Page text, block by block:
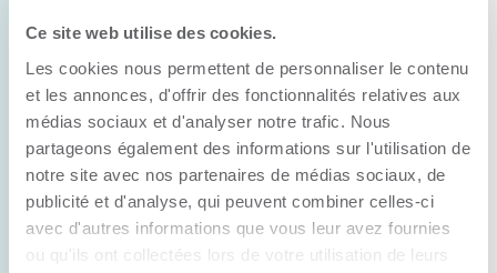
Ce site web utilise des cookies.
Les cookies nous permettent de personnaliser le contenu
et les annonces, d'offrir des fonctionnalités relatives aux
médias sociaux et d'analyser notre trafic. Nous
partageons également des informations sur l'utilisation de
notre site avec nos partenaires de médias sociaux, de
publicité et d'analyse, qui peuvent combiner celles-ci
avec d'autres informations que vous leur avez fournies
ou qu'ils ont collectées lors de votre utilisation de leurs
11 juin 2026
Anick Métivier devient le nouveau
président de la CCI3R
C’est lors de son assemblée générale annuelle
tenue hier que la Chambre de commerce et
d’industries de ...